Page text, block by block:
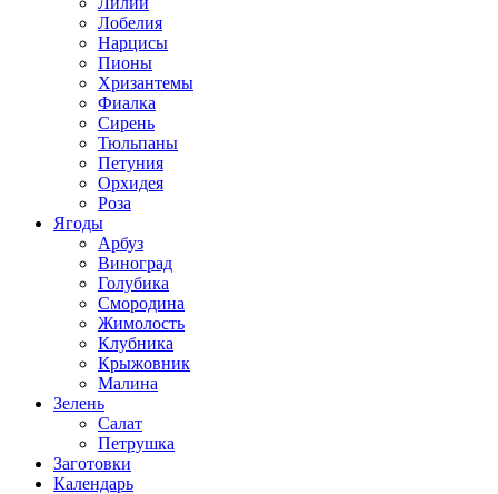
Лобелия
Нарцисы
Пионы
Хризантемы
Фиалка
Сирень
Тюльпаны
Петуния
Орхидея
Роза
Ягоды
Арбуз
Виноград
Голубика
Смородина
Жимолость
Клубника
Крыжовник
Малина
Зелень
Салат
Петрушка
Заготовки
Календарь